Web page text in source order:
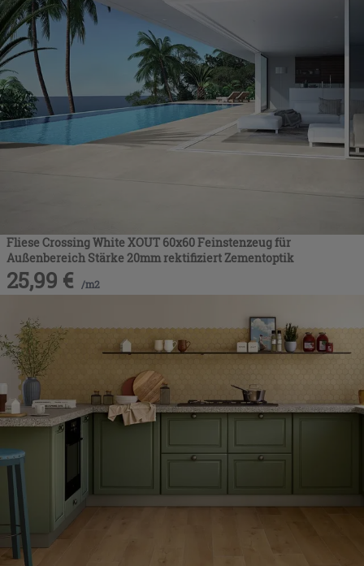
Fliese Crossing White XOUT 60x60 Feinstenzeug für
Außenbereich Stärke 20mm rektifiziert Zementoptik
25,99 € /m2